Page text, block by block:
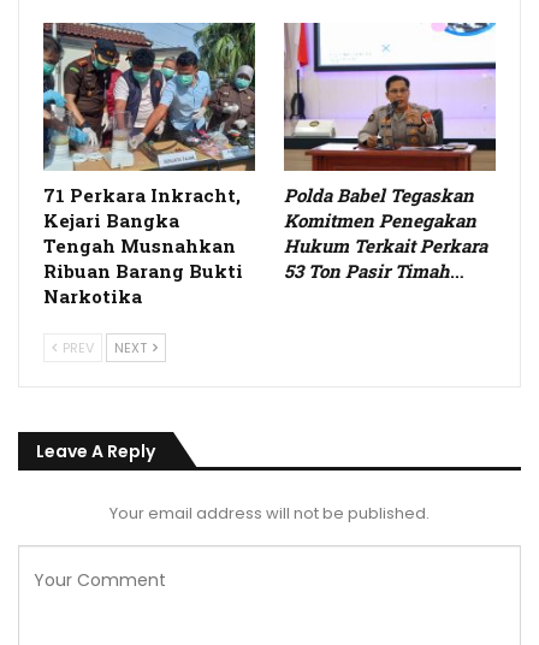
71 Perkara Inkracht,
Kejari Bangka
Tengah Musnahkan
Ribuan Barang Bukti
Narkotika
Polda Babel Tegaskan
Komitmen Penegakan
Hukum Terkait Perkara
53 Ton Pasir Timah…
PREV NEXT
Leave A Reply
Your email address will not be published.